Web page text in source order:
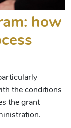
how
the conditions
the grant